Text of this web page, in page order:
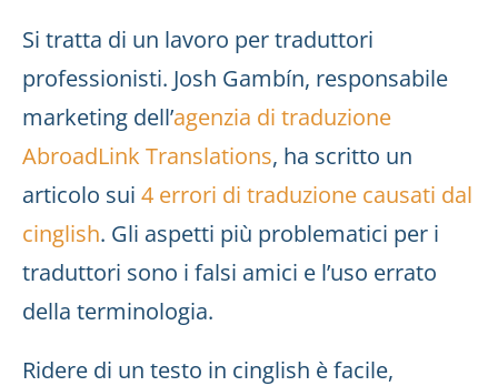
Si tratta di un lavoro per traduttori
professionisti. Josh Gambín, responsabile
marketing dell’agenzia di traduzione
AbroadLink Translations, ha scritto un
articolo sui 4 errori di traduzione causati dal
cinglish. Gli aspetti più problematici per i
traduttori sono i falsi amici e l’uso errato
della terminologia.
Ridere di un testo in cinglish è facile,